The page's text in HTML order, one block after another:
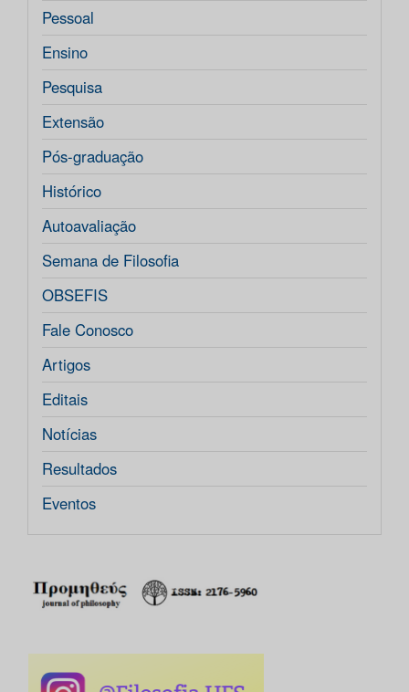
Pessoal
Ensino
Pesquisa
Extensão
Pós-graduação
Histórico
Autoavaliação
Semana de Filosofia
OBSEFIS
Fale Conosco
Artigos
Editais
Notícias
Resultados
Eventos